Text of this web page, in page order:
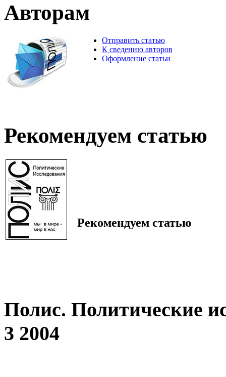
Авторам
Отправить статью
К сведению авторов
Оформление статьи
Рекомендуем статью
Рекомендуем статью
Полис. Политические
3 2004